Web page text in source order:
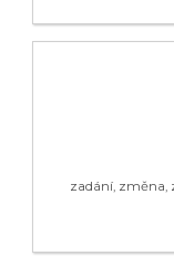
zadání, změna,